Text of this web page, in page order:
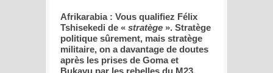
Afrikarabia : Vous qualifiez Félix
Tshisekedi de « stratège ». Stratège
politique sûrement, mais stratège
militaire, on a davantage de doutes
après les prises de Goma et